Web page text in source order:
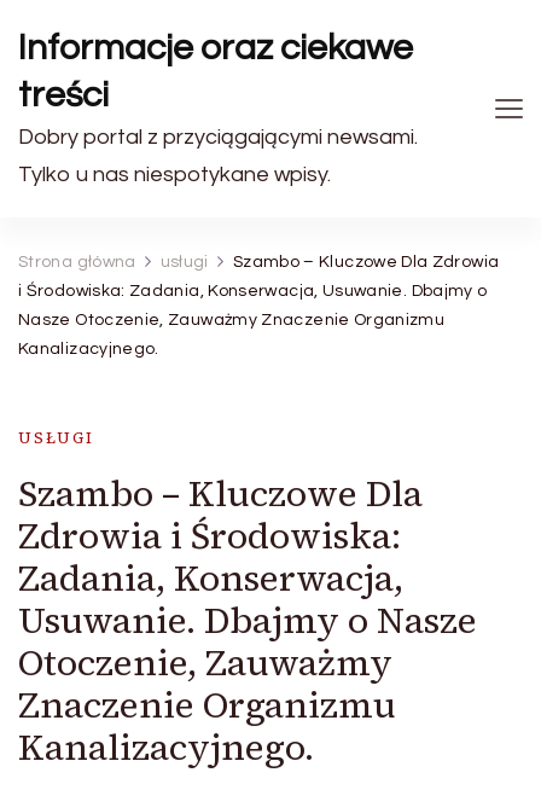
Informacje oraz ciekawe
treści
Dobry portal z przyciągającymi newsami.
Tylko u nas niespotykane wpisy.
Strona główna usługi
Szambo – Kluczowe Dla Zdrowia
i Środowiska: Zadania, Konserwacja, Usuwanie. Dbajmy o
Nasze Otoczenie, Zauważmy Znaczenie Organizmu
Kanalizacyjnego.
USŁUGI
Szambo – Kluczowe Dla
Zdrowia i Środowiska:
Zadania, Konserwacja,
Usuwanie. Dbajmy o Nasze
Otoczenie, Zauważmy
Znaczenie Organizmu
Kanalizacyjnego.